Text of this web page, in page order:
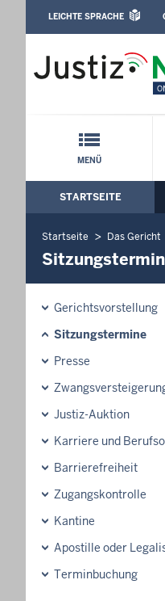
Amtsgericht
Leichte Sprache,
LEICHTE SPRACHE
MENÜ
Hauptmenü:
STARTSEITE
Startseite Das Gericht
Gerichtsvorstellung
Sitzungstermine
Presse
Justiz-Auktion
Karriere und
Barrierefreiheit
Zugangskontrolle
Kantine
Apostille oder
Terminbuchung